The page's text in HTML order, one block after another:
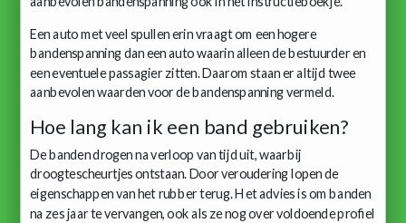
Een auto met veel spullen erin vraagt om een hogere
bandenspanning dan een auto waarin alleen de bestuurder en
een eventuele passagier zitten. Daarom staan er altijd twee
aanbevolen waarden voor de bandenspanning vermeld.
Hoe lang kan ik een band gebruiken?
De banden drogen na verloop van tijd uit, waarbij
droogtescheurtjes ontstaan. Door veroudering lopen de
eigenschappen van het rubber terug. Het advies is om banden
na zes jaar te vervangen, ook als ze nog over voldoende profiel